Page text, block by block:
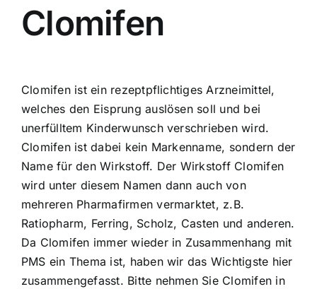
Clomifen
Clomifen ist ein rezeptpflichtiges Arzneimittel,
welches den Eisprung auslösen soll und bei
unerfülltem Kinderwunsch verschrieben wird.
Clomifen ist dabei kein Markenname, sondern der
Name für den Wirkstoff. Der Wirkstoff Clomifen
wird unter diesem Namen dann auch von
mehreren Pharmafirmen vermarktet, z.B.
Ratiopharm, Ferring, Scholz, Casten und anderen.
Da Clomifen immer wieder in Zusammenhang mit
PMS ein Thema ist, haben wir das Wichtigste hier
zusammengefasst. Bitte nehmen Sie Clomifen in